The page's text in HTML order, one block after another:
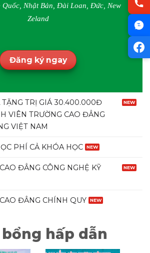
Quốc, Nhật Bản, Đài Loan, Đức, New
Zeland
Đăng ký ngay
TẶNG TRỊ GIÁ 30.400.000Đ
VIÊN TRƯỜNG CAO ĐẲNG
VIỆT NAM
PHÍ CẢ KHÓA HỌC
ĐẲNG CÔNG NGHỆ KỸ
ĐẲNG CHÍNH QUY
bổng hấp dẫn